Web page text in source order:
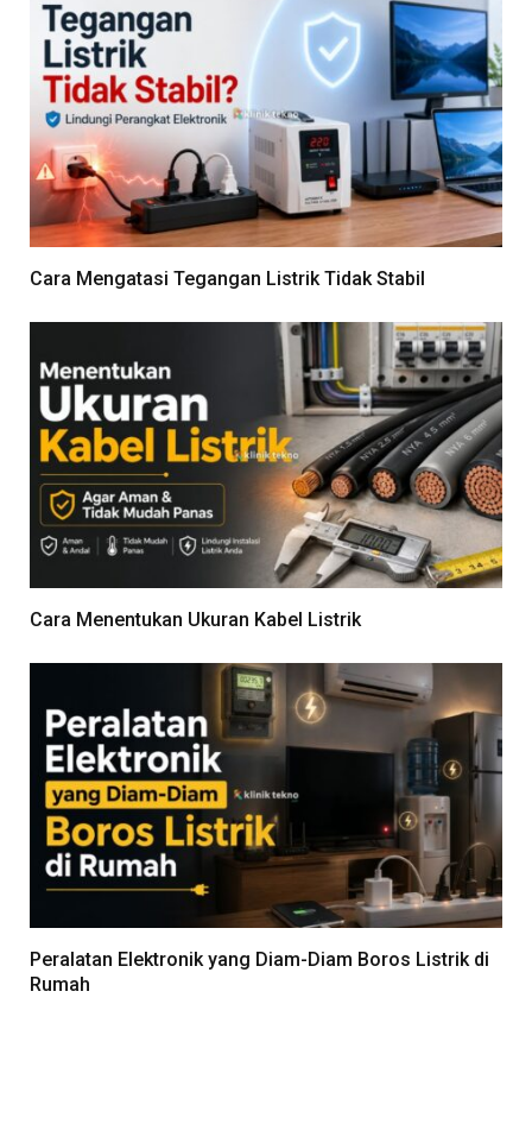
Cara Mengatasi Tegangan Listrik Tidak Stabil
Cara Menentukan Ukuran Kabel Listrik
Peralatan Elektronik yang Diam-Diam Boros Listrik di
Rumah